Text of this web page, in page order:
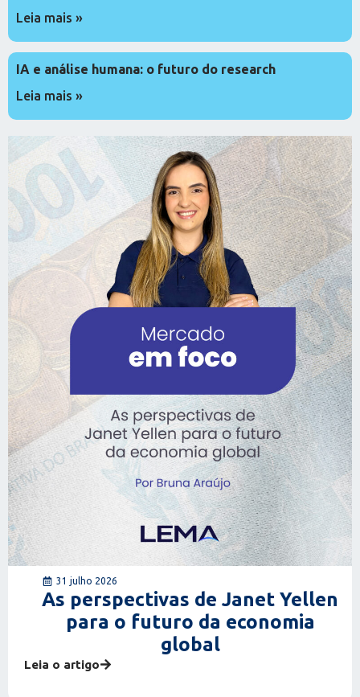
Leia mais »
IA e análise humana: o futuro do research
Leia mais »
31 julho 2026
As perspectivas de Janet Yellen
para o futuro da economia
global
Leia o artigo